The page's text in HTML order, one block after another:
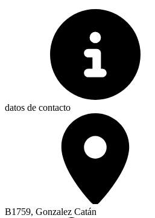
datos de contacto
B1759, Gonzalez Catán